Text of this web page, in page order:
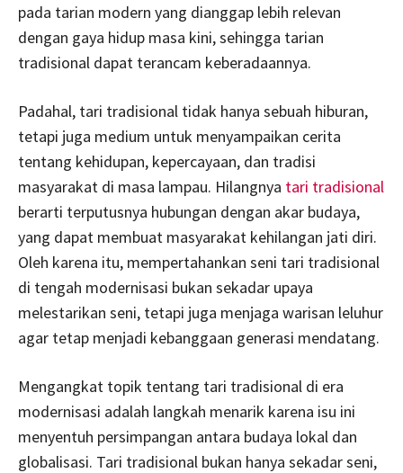
pada tarian modern yang dianggap lebih relevan
dengan gaya hidup masa kini, sehingga tarian
tradisional dapat terancam keberadaannya.
Padahal, tari tradisional tidak hanya sebuah hiburan,
tetapi juga medium untuk menyampaikan cerita
tentang kehidupan, kepercayaan, dan tradisi
masyarakat di masa lampau. Hilangnya tari tradisional
berarti terputusnya hubungan dengan akar budaya,
yang dapat membuat masyarakat kehilangan jati diri.
Oleh karena itu, mempertahankan seni tari tradisional
di tengah modernisasi bukan sekadar upaya
melestarikan seni, tetapi juga menjaga warisan leluhur
agar tetap menjadi kebanggaan generasi mendatang.
Mengangkat topik tentang tari tradisional di era
modernisasi adalah langkah menarik karena isu ini
menyentuh persimpangan antara budaya lokal dan
globalisasi. Tari tradisional bukan hanya sekadar seni,